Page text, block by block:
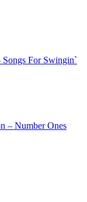
For Swingin`
– Number Ones